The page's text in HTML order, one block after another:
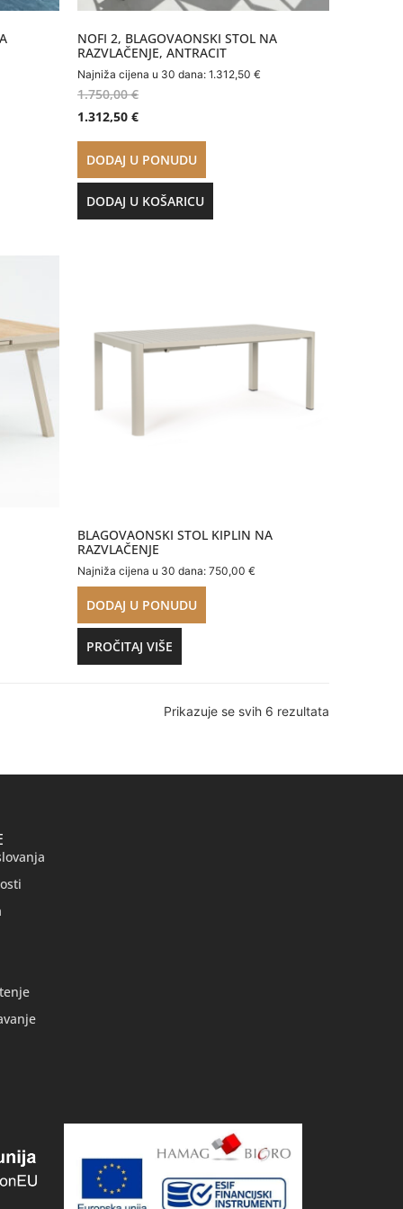
NOFI 2, BLAGOVAONSKI STOL NA
RAZVLAČENJE, ANTRACIT
Najniža cijena u 30 dana: 1.312,50 €
1.750,00€
1.312,50 €
DODAJ U PONUDU
DODAJ U KOŠARICU
BLAGOVAONSKI STOL KIPLIN NA
RAZVLAČENJE
Najniža cijena u 30 dana: 750,00 €
DODAJ U PONUDU
PROČITAJ VIŠE
Prikazuje se svih 6 rezultata